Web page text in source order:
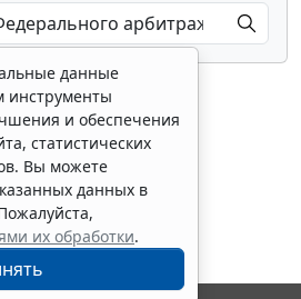
все материалы
данные
инструменты
и обеспечения
статистических
Вы можете
данных в
их обработки.